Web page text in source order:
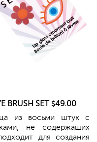
BRUSH SET $49.00
из восьми штук с
не содержащих
для создания